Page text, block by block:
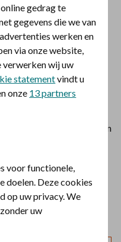
in bed? Bij De
een vergoeding voor een
is een gladde stof
Uw
Door met een
glijdt of rolt u een
gedrag te
gegevens die we van
werken en
via onze website,
verwerken wij uw
statementvindt u
onze 13 partners
voor functionele,
doelen. Deze cookies
op uw privacy. We
uw